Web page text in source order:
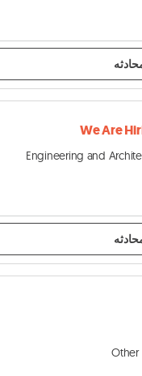
We Are
Engineering and
Other